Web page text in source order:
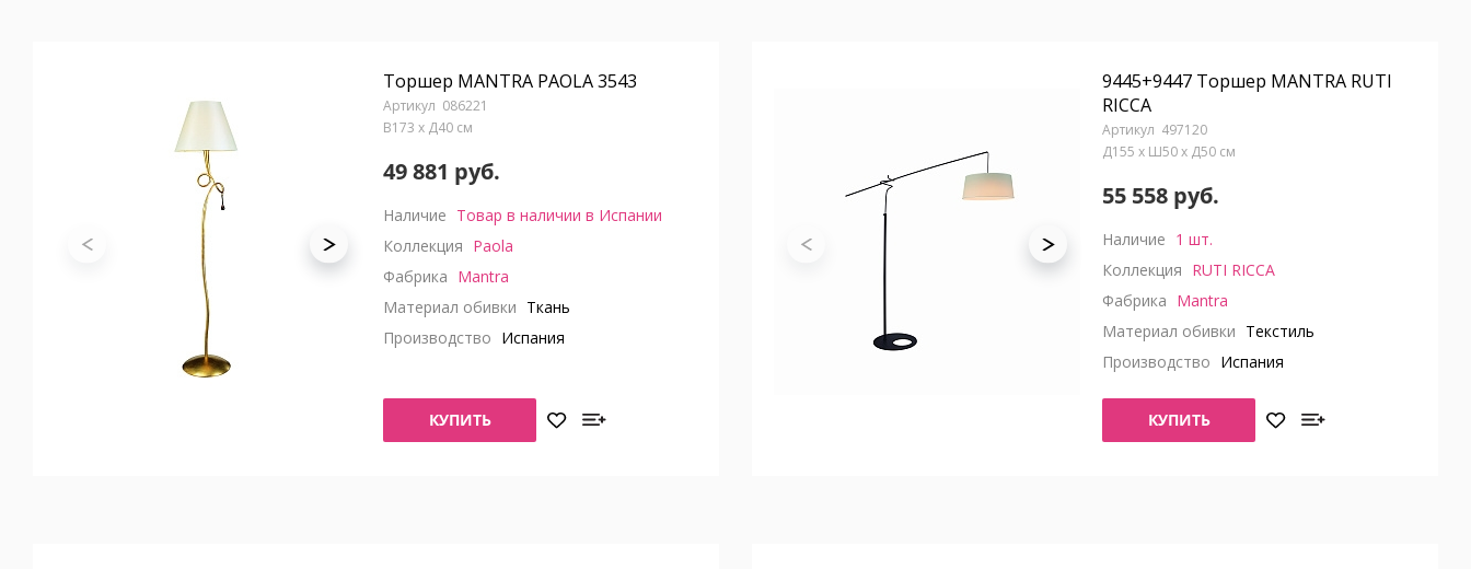
Торшер MANTRA PAOLA 3543
086221
В173 x Д40 см
49 881 руб.
Наличие Товар в наличии в Испании
Коллекция Paola
Фабрика Mantra
Материал обивки Ткань
Производство Испания
КУПИТЬ
9445+9447 Торшер MANTRA RUTI
RICCA
497120
Д155 x Ш50 x Д50 см
55 558 руб.
Наличие 1 шт.
Коллекция RUTI RICCA
Фабрика Mantra
Материал обивки Текстиль
Производство Испания
КУПИТЬ